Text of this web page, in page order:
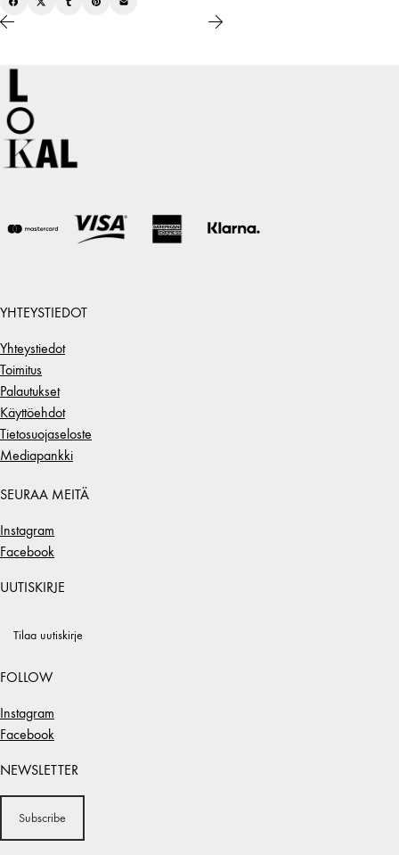
YHTEYSTIEDOT
Yhteystiedot
Toimitus
Palautukset
Käyttöehdot
Tietosuojaseloste
Mediapankki
SEURAA MEITÄ
Instagram
Facebook
UUTISKIRJE
Tilaa uutiskirje
FOLLOW
Instagram
Facebook
NEWSLETTER
Subscribe